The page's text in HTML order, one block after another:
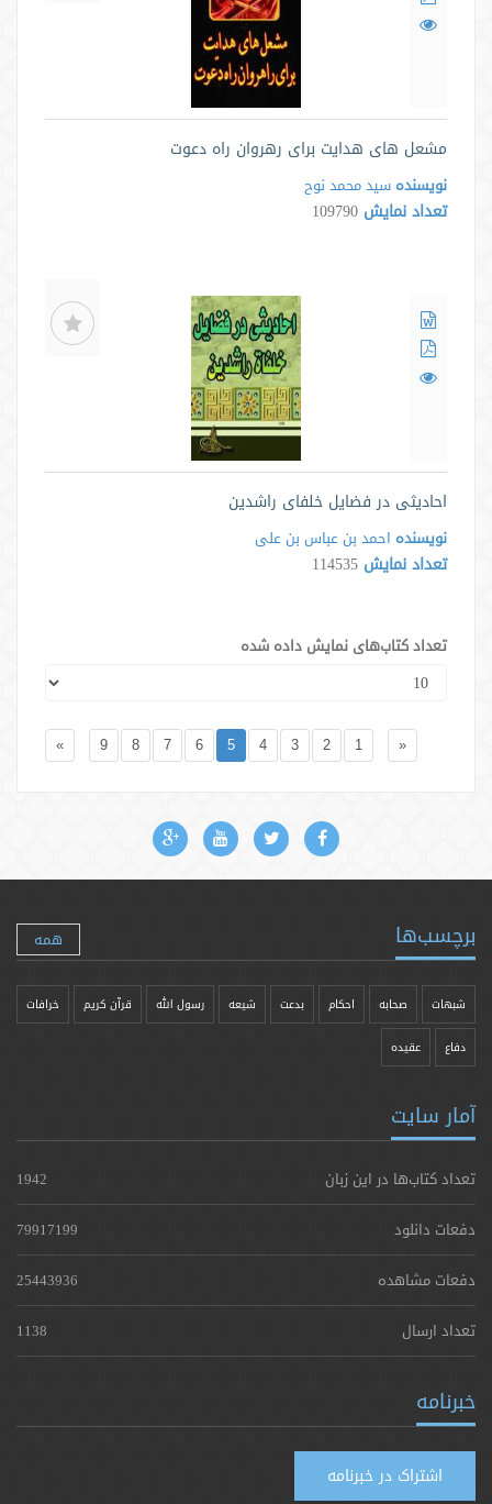
مشعل های هدایت برای رهروان راه دعوت
نویسنده سید محمد نوح
تعداد نمایش 109790
احادیثی در فضایل خلفای راشدین
نویسنده احمد بن عباس بن علی
تعداد نمایش 114535
تعداد کتاب‌های نمایش داده شده
«
1
2
3
4
5
6
7
8
9
»
برچسب‌ها همه
شبهات صحابه احکام بدعت شیعه رسول الله قرآن کریم خرافات
دفاع عقیده
آمار سایت
تعداد کتاب‌ها در این زبان
1942
دفعات دانلود
79917199
دفعات مشاهده
25443936
تعداد ارسال
1138
خبرنامه
اشتراک در خبرنامه